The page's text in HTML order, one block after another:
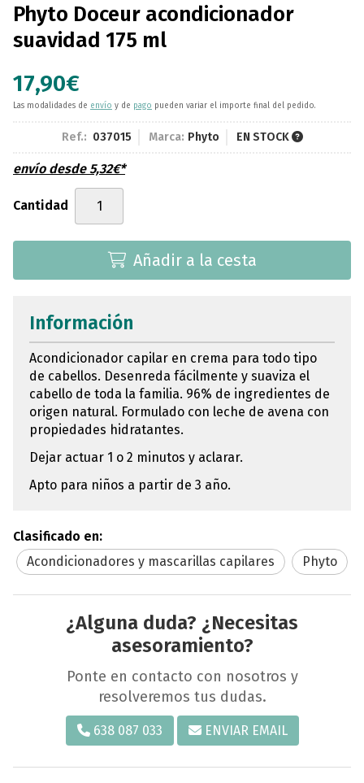
Phyto Doceur acondicionador
suavidad 175 ml
17,90€
Las modalidades de envío y de pago pueden variar el importe final del pedido.
Ref.: 037015 Marca: Phyto EN STOCK
envío desde5,32€*
Cantidad
Añadir a la cesta
Información
Acondicionador capilar en crema para todo tipo
de cabellos. Desenreda fácilmente y suaviza el
cabello de toda la familia. 96% de ingredientes de
origen natural. Formulado con leche de avena con
propiedades hidratantes.
Dejar actuar 1 o 2 minutos y aclarar.
Apto para niños a partir de 3 año.
Clasificado en:
Acondicionadores y mascarillas capilares
Phyto
¿Alguna duda? ¿Necesitas
asesoramiento?
Ponte en contacto con nosotros y
resolveremos tus dudas.
638 087 033 ENVIAR EMAIL